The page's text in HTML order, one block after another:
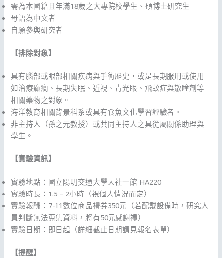
需為本國籍且年滿18歲之大專院校學生、碩博士研究生
母語為中文者
自願參與研究者
【排除對象】
具有腦部或眼部相關疾病與手術歷史，或是長期服用或使用
如治療癲癇、長期失眠、近視、青光眼、飛蚊症與散瞳劑等
相關藥物之對象。
海洋教育相關背景科系或具有食魚文化學習經驗者。
非主持人（孫之元教授）或共同主持人之具從屬關係助理與
學生。
【實驗資訊】
實驗地點：國立陽明交通大學人社一館 HA220
實驗時長：1.5 – 2小時（視個人情況而定）
實驗報酬：7-11數位商品禮券350元（若配戴設備時，研究人
員判斷無法蒐集資料，將有50元感謝禮）
實驗日期：即日起（詳細截止日期請見報名表單）
【提醒】